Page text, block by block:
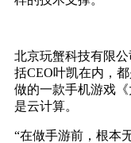
北京玩蟹科技有限
括CEO叶凯在内，
做的一款手机游戏
是云计算。
“在做手游前，根本